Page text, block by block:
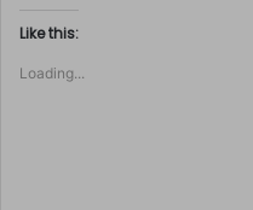
k
t
o
h
Like this:
Loading...